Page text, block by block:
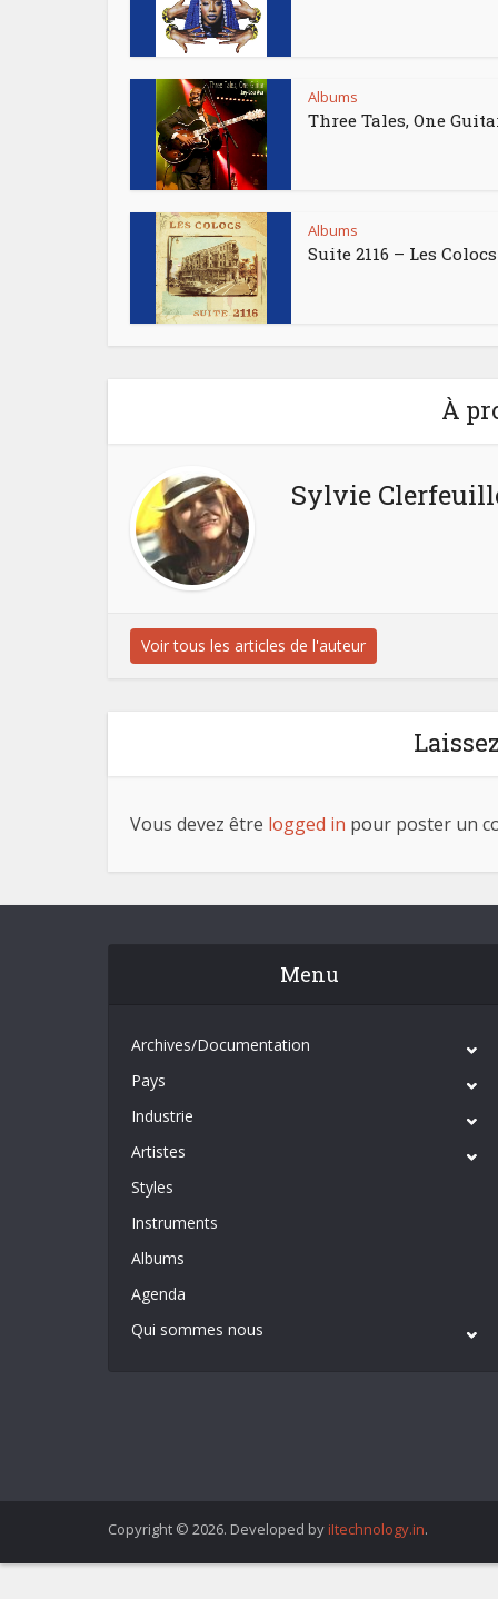
Albums
Three Tales, One
Albums
Suite 2116 – Les Colocs
À
Sylvie
Voir tous les articles de l'auteur
Vous devez être logged in pour poster un
Menu
Archives/Documentation
Pays
Industrie
Artistes
Styles
Instruments
Albums
Agenda
Qui sommes nous
Copyright © 2026. Developed by iItechnology.in.